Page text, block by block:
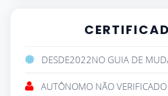
DESDE2022NO GUIA DE
AUTÔNOMO NÃO VERIFICADO